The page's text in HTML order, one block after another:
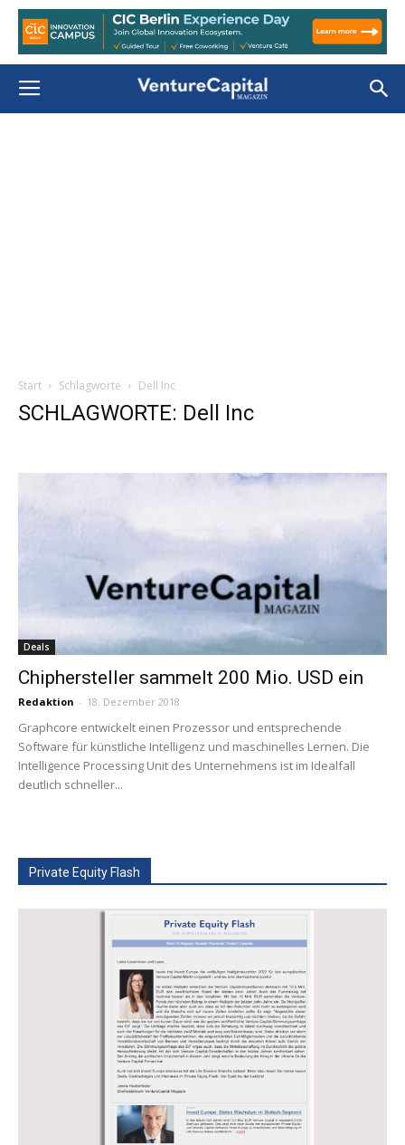
Start Schlagworte Dell Inc
SCHLAGWORTE: Dell Inc
Deals
Chiphersteller sammelt 200 Mio. USD ein
Redaktion - 18. Dezember 2018
Graphcore entwickelt einen Prozessor und entsprechende
Software für künstliche Intelligenz und maschinelles Lernen. Die
Intelligence Processing Unit des Unternehmens ist im Idealfall
deutlich schneller...
Private Equity Flash